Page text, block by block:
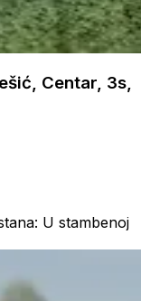
Centar, 3s,
U stambenoj